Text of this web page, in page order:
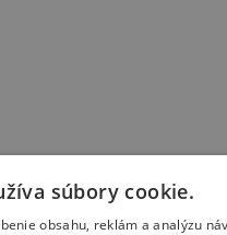
súbory cookie.
obsahu, reklám a analýzu